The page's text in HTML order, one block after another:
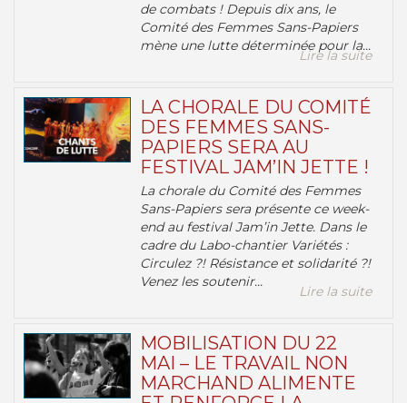
de combats ! Depuis dix ans, le
Comité des Femmes Sans-Papiers
mène une lutte déterminée pour la...
Lire la suite
LA CHORALE DU COMITÉ
DES FEMMES SANS-
PAPIERS SERA AU
FESTIVAL JAM’IN JETTE !
La chorale du Comité des Femmes
Sans-Papiers sera présente ce week-
end au festival Jam’in Jette. Dans le
cadre du Labo-chantier Variétés :
Circulez ?! Résistance et solidarité ?!
Venez les soutenir...
Lire la suite
MOBILISATION DU 22
MAI – LE TRAVAIL NON
MARCHAND ALIMENTE